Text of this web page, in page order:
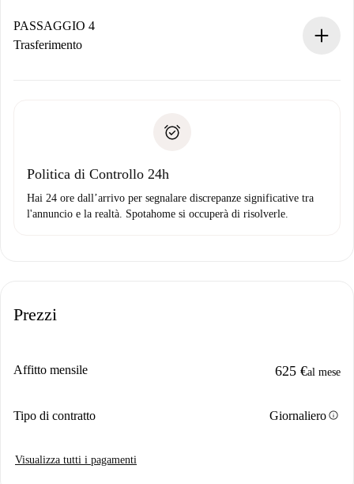
contatto con il proprietario.
Se rifiutata: non ti addebiteremo nulla e ti proporremo
Domiciliazione del pagamento
PASSAGGIO 4
Trasferimento
solo se non segnali problemi.
Politica di Controllo 24h
Hai 24 ore dall’arrivo per segnalare discrepanze significative tra
l'annuncio e la realtà. Spotahome si occuperà di risolverle.
Prezzi
Affitto mensile 625 €al mese
Tipo di contratto Giornalieroinfo
Visualizza tutti i pagamenti